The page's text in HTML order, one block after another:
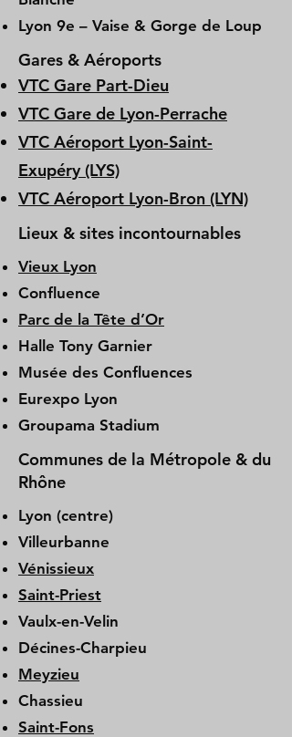
Lyon 9e – Vaise & Gorge de Loup
Gares & Aéroports
VTC Gare Part-Dieu
VTC Gare de Lyon-Perrache
VTC Aéroport Lyon-Saint-
Exupéry (LYS)
VTC Aéroport Lyon-Bron (LYN)
Lieux & sites incontournables
Vieux Lyon
Confluence
Parc de la Tête d’Or
Halle Tony Garnier
Musée des Confluences
Eurexpo Lyon
Groupama Stadium
Communes de la Métropole & du
Rhône
Lyon (centre)
Villeurbanne
Vénissieux
Saint-Priest
Vaulx-en-Velin
Décines-Charpieu
Meyzieu
Chassieu
Saint-Fons